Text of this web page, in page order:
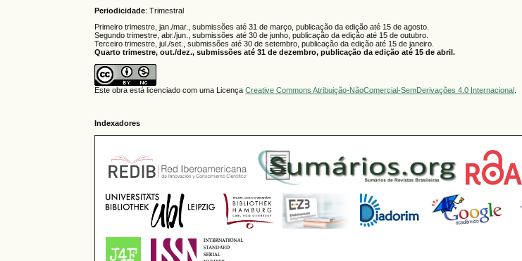
Periodicidade: Trimestral
Primeiro trimestre, jan./mar., submissões até 31 de março, publicação da edição até 15 de agosto.
Segundo trimestre, abr./jun., submissões até 30 de junho, publicação da edição até 15 de outubro.
Terceiro trimestre, jul./set., submissões até 30 de setembro, publicação da edição até 15 de janeiro.
Quarto trimestre, out./dez., submissões até 31 de dezembro, publicação da edição até 15 de abril.
Este obra está licenciado com uma LicençaCreative Commons Atribuição-NãoComercial-SemDerivações 4.0 Internacional
Indexadores